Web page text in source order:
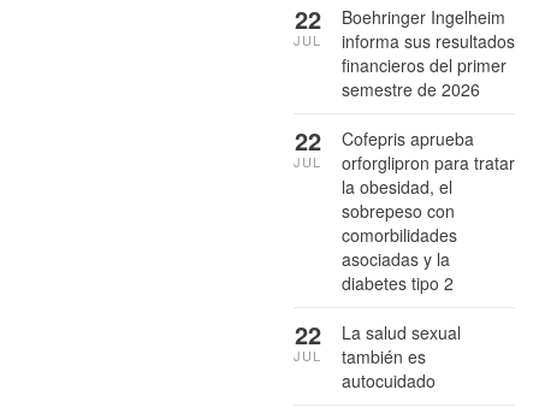
Boehringer Ingelheim
informa sus resultados
financieros del primer
semestre de 2026
22
JUL
Cofepris aprueba
orforglipron para tratar
la obesidad, el
sobrepeso con
comorbilidades
asociadas y la
diabetes tipo 2
22
JUL
La salud sexual
también es
autocuidado
22
JUL